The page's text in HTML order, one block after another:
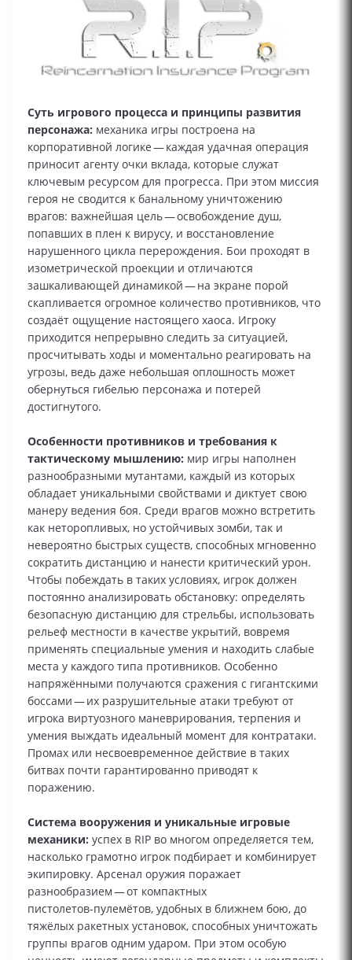
Суть игрового процесса и принципы развития
персонажа: механика игры построена на
корпоративной логике — каждая удачная операция
приносит агенту очки вклада, которые служат
ключевым ресурсом для прогресса. При этом миссия
героя не сводится к банальному уничтожению
врагов: важнейшая цель — освобождение душ,
попавших в плен к вирусу, и восстановление
нарушенного цикла перерождения. Бои проходят в
изометрической проекции и отличаются
зашкаливающей динамикой — на экране порой
скапливается огромное количество противников, что
создаёт ощущение настоящего хаоса. Игроку
приходится непрерывно следить за ситуацией,
просчитывать ходы и моментально реагировать на
угрозы, ведь даже небольшая оплошность может
обернуться гибелью персонажа и потерей
достигнутого.
Особенности противников и требования к
тактическому мышлению: мир игры наполнен
разнообразными мутантами, каждый из которых
обладает уникальными свойствами и диктует свою
манеру ведения боя. Среди врагов можно встретить
как неторопливых, но устойчивых зомби, так и
невероятно быстрых существ, способных мгновенно
сократить дистанцию и нанести критический урон.
Чтобы побеждать в таких условиях, игрок должен
постоянно анализировать обстановку: определять
безопасную дистанцию для стрельбы, использовать
рельеф местности в качестве укрытий, вовремя
применять специальные умения и находить слабые
места у каждого типа противников. Особенно
напряжёнными получаются сражения с гигантскими
боссами — их разрушительные атаки требуют от
игрока виртуозного маневрирования, терпения и
умения выждать идеальный момент для контратаки.
Промах или несвоевременное действие в таких
битвах почти гарантированно приводят к
поражению.
Система вооружения и уникальные игровые
механики: успех в RIP во многом определяется тем,
насколько грамотно игрок подбирает и комбинирует
экипировку. Арсенал оружия поражает
разнообразием — от компактных
пистолетов‑пулемётов, удобных в ближнем бою, до
тяжёлых ракетных установок, способных уничтожать
группы врагов одним ударом. При этом особую